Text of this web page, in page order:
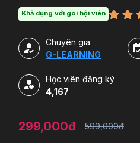
Khả dụng với gói hội viên
Chuyên gia
G-LEARNING
Học viên đăng ký
4,167
299,000đ 599,000đ